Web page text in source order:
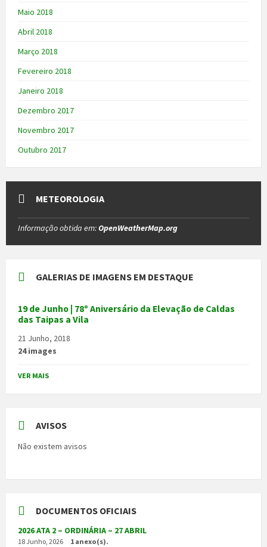
Maio 2018
Abril 2018
Março 2018
Fevereiro 2018
Janeiro 2018
Dezembro 2017
Novembro 2017
Outubro 2017
METEOROLOGIA
Informação obtida em:OpenWeatherMap.org
GALERIAS DE IMAGENS EM DESTAQUE
19 de Junho | 78º Aniversário da Elevação de Caldas
das Taipas a Vila
21 Junho, 2018
24 images
VER MAIS
AVISOS
Não existem avisos
DOCUMENTOS OFICIAIS
2026 ATA 2 – ORDINÁRIA – 27 ABRIL
18 Junho, 2026 1 anexo(s).